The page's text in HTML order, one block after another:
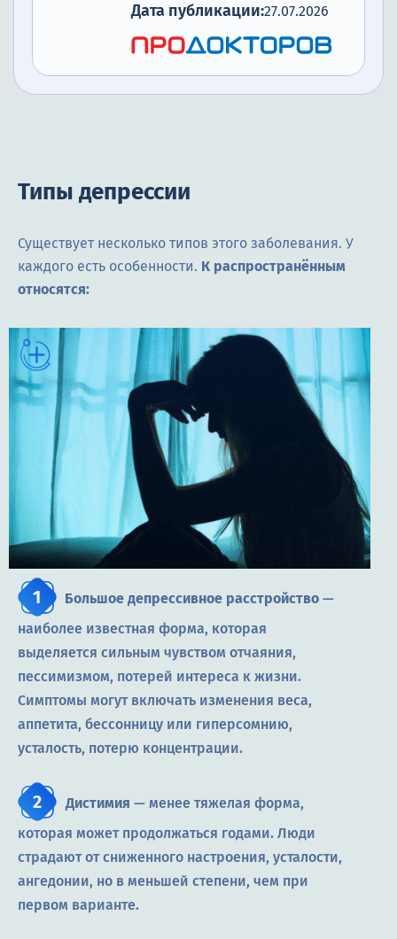
Дата публикации:27.07.2026
Типы депрессии
Существует несколько типов этого заболевания. У
каждого есть особенности. К распространённым
относятся:
Большое депрессивное расстройство —
наиболее известная форма, которая
выделяется сильным чувством отчаяния,
пессимизмом, потерей интереса к жизни.
Симптомы могут включать изменения веса,
аппетита, бессонницу или гиперсомнию,
усталость, потерю концентрации.
Дистимия — менее тяжелая форма,
которая может продолжаться годами. Люди
страдают от сниженного настроения, усталости,
ангедонии, но в меньшей степени, чем при
первом варианте.